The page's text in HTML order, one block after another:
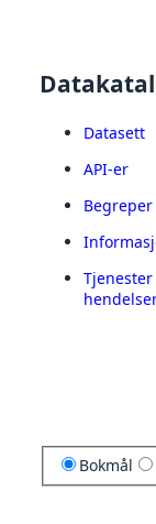
Datasett
API-er
Begreper
Tjenester
Bokmål